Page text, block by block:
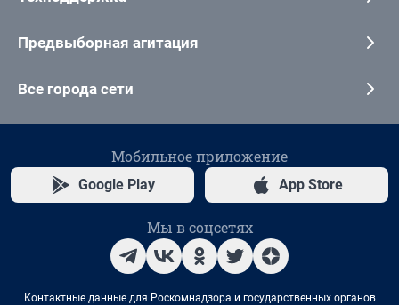
Предвыборная агитация
Все города сети
Мобильное приложение
Google Play App Store
Мы в соцсетях
Контактные данные для Роскомнадзора и государственных органов